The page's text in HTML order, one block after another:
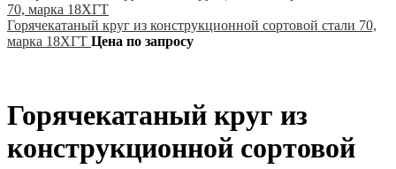
Горячекатаный круг из конструкционной сортовой стали 70,
марка 18ХГТ Цена по запросу
Горячекатаный круг из
конструкционной сортовой